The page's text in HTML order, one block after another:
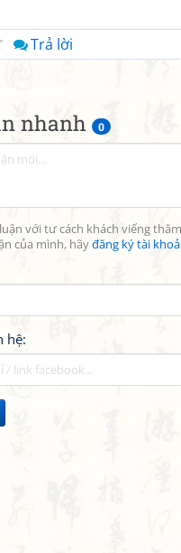
nhanh 0
với tư cách khách viếng
của mình, hãyđăng ký tài
hệ:
Trả lời